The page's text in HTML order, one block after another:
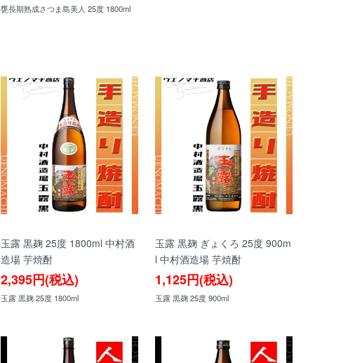
甕長期熟成さつま島美人 25度 1800ml
玉露 黒麹 25度 1800ml 中村酒
造場 芋焼酎
2,395円(税込)
玉露 黒麹 25度 1800ml
玉露 黒麹 ぎょくろ 25度 900m
l 中村酒造場 芋焼酎
1,125円(税込)
玉露 黒麹 25度 900ml